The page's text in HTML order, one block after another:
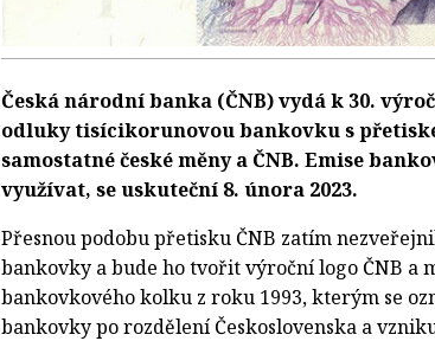
Česká národní banka (ČNB) vydá k 30.
odluky tisícikorunovou bankovku s
samostatné české měny a ČNB. Emise
využívat, se uskuteční 8. února 2023.
Přesnou podobu přetisku ČNB zatím
bankovky a bude ho tvořit výroční logo ČNB a
bankovkového kolku z roku 1993, kterým se
bankovky po rozdělení Československa a